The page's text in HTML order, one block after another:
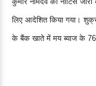
लिए आदेशित किया गया।
के बैंक खाते में मय ब्याज के